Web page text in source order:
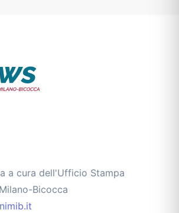
a cura dell'Ufficio Stampa
Bicocca